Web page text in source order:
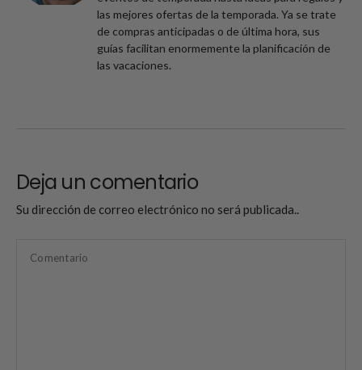
las mejores ofertas de la temporada. Ya se trate
de compras anticipadas o de última hora, sus
guías facilitan enormemente la planificación de
las vacaciones.
Deja un comentario
Su dirección de correo electrónico no será publicada..
Comentario